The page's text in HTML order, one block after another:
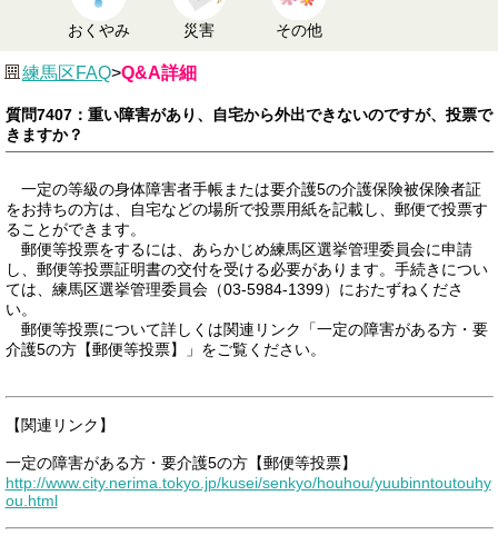
おくやみ 災害 その他
練馬区FAQ>Q&A詳細
質問7407：重い障害があり、自宅から外出できないのですが、投票で
きますか？
一定の等級の身体障害者手帳または要介護5の介護保険被保険者証
をお持ちの方は、自宅などの場所で投票用紙を記載し、郵便で投票す
ることができます。
郵便等投票をするには、あらかじめ練馬区選挙管理委員会に申請
し、郵便等投票証明書の交付を受ける必要があります。手続きについ
ては、練馬区選挙管理委員会（03-5984-1399）におたずねくださ
い。
郵便等投票について詳しくは関連リンク「一定の障害がある方・要
介護5の方【郵便等投票】」をご覧ください。
【関連リンク】
一定の障害がある方・要介護5の方【郵便等投票】
http://www.city.nerima.tokyo.jp/kusei/senkyo/houhou/yuubinntoutouhy
ou.html